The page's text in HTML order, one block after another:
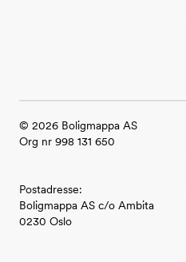
© 2026 Boligmappa AS
Org nr 998 131 650
Postadresse:
Boligmappa AS c/o Ambita
0230 Oslo